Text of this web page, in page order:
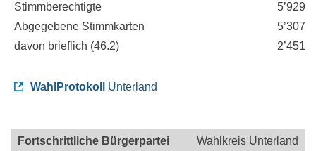
Stimmberechtigte
5’929
Abgegebene Stimmkarten
5’307
davon brieflich (46.2) 2’451
WahlProtokoll Unterland
Fortschrittliche Bürgerpartei Wahlkreis Unterland